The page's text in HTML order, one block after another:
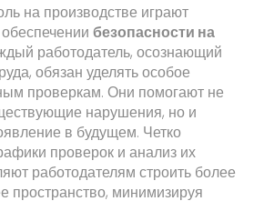
на производстве играют
безопасности на
работодатель, осознающий
обязан уделять особое
проверкам. Они помогают не
нарушения, но и
в будущем. Четко
проверок и анализ их
работодателям строить более
пространство, минимизируя